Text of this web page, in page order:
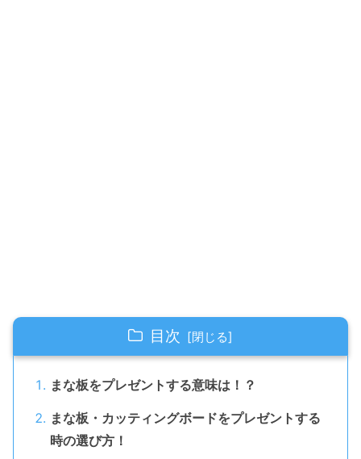
目次
まな板をプレゼントする意味は！？
まな板・カッティングボードをプレゼントする
時の選び方！